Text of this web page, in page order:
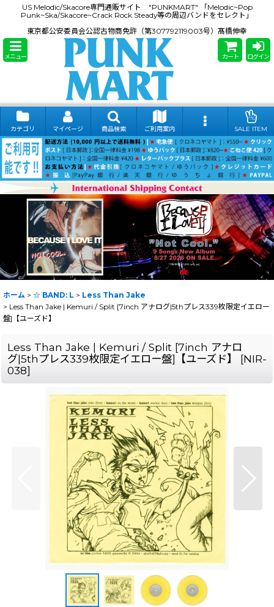
US Melodic/Skacore専門通販サイト "PUNKMART" 「Melodic~Pop
Punk~Ska/Skacore~Crack Rock Steady等の周辺バンドをセレクト」
東京都公安委員会公認古物商免許（第307792119003号）髙橋伸幸
メニュー カート ログイン
カテゴリ マイページ 商品検索 ご利用案内 SALE ITEM
ホーム > ☆ BAND: L > Less Than Jake
> Less Than Jake | Kemuri / Split [7inch アナログ|5thプレス339枚限定イエロー
盤]【ユーズド】
Less Than Jake | Kemuri / Split [7inch アナロ
グ|5thプレス339枚限定イエロー盤]【ユーズド】
[NIR-
038]